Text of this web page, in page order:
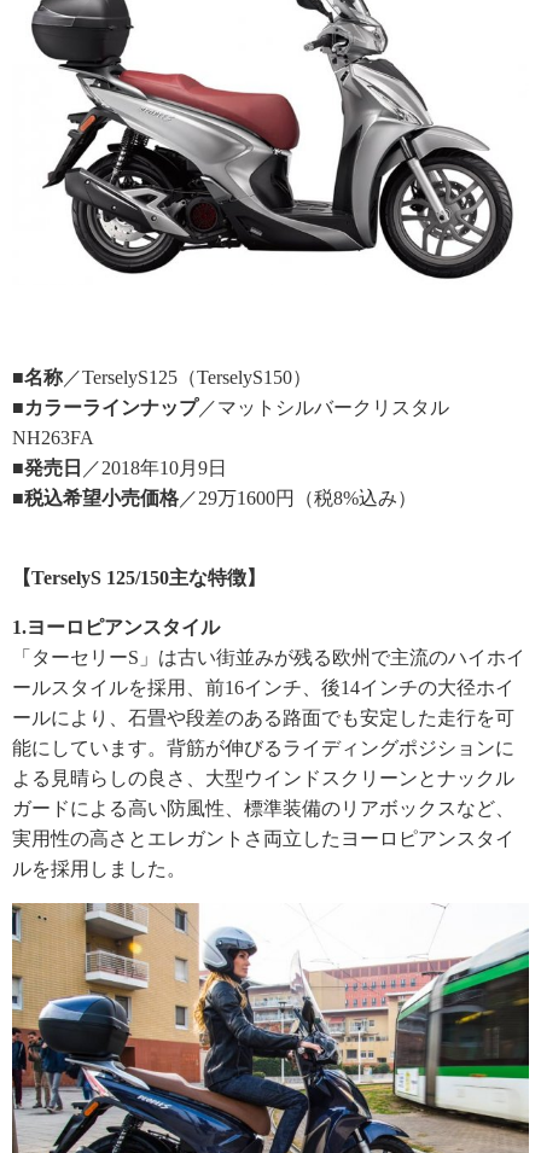
■名称／TerselyS125（TerselyS150）
■カラーラインナップ／マットシルバークリスタル
NH263FA
■発売日 ／2018年10月9日
■税込希望小売価格／29万1600円（税8%込み）
【TerselyS 125/150主な特徴】
1.ヨーロピアンスタイル
「ターセリーS」は古い街並みが残る欧州で主流のハイホイ
ールスタイルを採用、前16インチ、後14インチの大径ホイ
ールにより、石畳や段差のある路面でも安定した走行を可
能にしています。背筋が伸びるライディングポジションに
よる見晴らしの良さ、大型ウインドスクリーンとナックル
ガードによる高い防風性、標準装備のリアボックスなど、
実用性の高さとエレガントさ両立したヨーロピアンスタイ
ルを採用しました。